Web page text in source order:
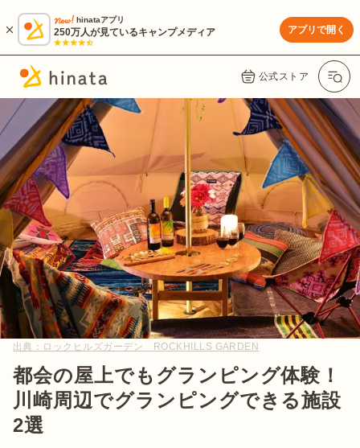
hinataアプリ
250万人が見ているキャンプメディア アプリで開く
公式ストア
出典： ロックヒルズガーデン ROCKHILLS GARDEN
都会の屋上でもグランピング体験！
川崎周辺でグランピングできる施設
2選